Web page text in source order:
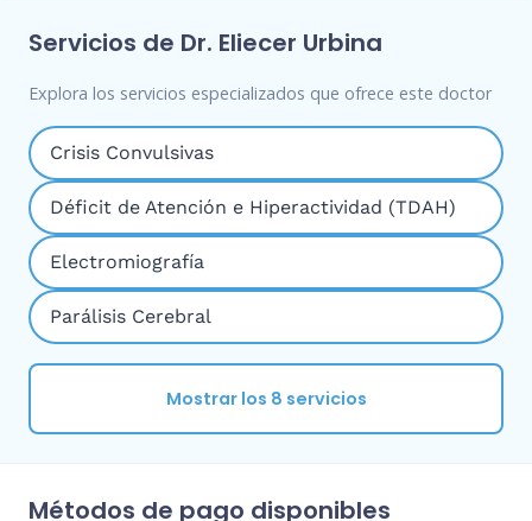
Servicios de Dr. Eliecer Urbina
Explora los servicios especializados que ofrece este doctor
Crisis Convulsivas
Déficit de Atención e Hiperactividad (TDAH)
Electromiografía
Parálisis Cerebral
Mostrar los 8 servicios
Métodos de pago disponibles